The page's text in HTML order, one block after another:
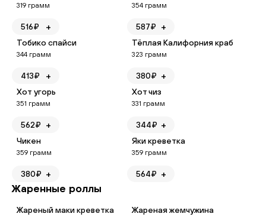
319 грамм
516₽ +
354 грамм
587₽ +
Тобико спайси
344 грамм
413₽ +
Тёплая Калифорния краб
323 грамм
380₽ +
Хот угорь
351 грамм
562₽ +
Хот чиз
331 грамм
344₽ +
Чикен
359 грамм
380₽ +
Яки креветка
359 грамм
564₽ +
Жаренные роллы
Жареный маки креветка Жареная жемчужина